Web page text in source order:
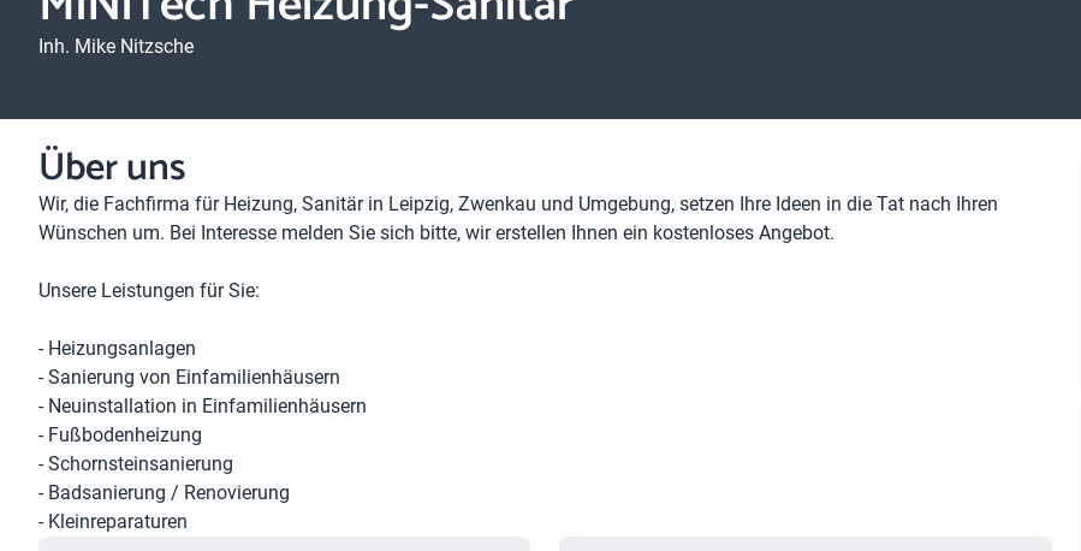
Inh. Mike Nitzsche
Über uns
Wir, die Fachfirma für Heizung, Sanitär in Leipzig, Zwenkau und Umgebung, setzen Ihre Ideen in die Tat nach Ihren
Wünschen um. Bei Interesse melden Sie sich bitte, wir erstellen Ihnen ein kostenloses Angebot.
Unsere Leistungen für Sie:
- Heizungsanlagen
- Sanierung von Einfamilienhäusern
- Neuinstallation in Einfamilienhäusern
- Fußbodenheizung
- Schornsteinsanierung
- Badsanierung / Renovierung
- Kleinreparaturen